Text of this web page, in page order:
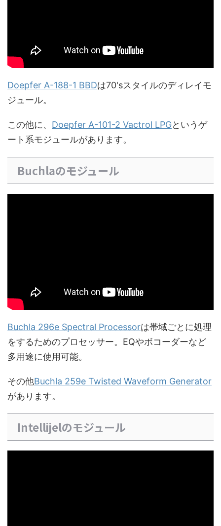
Doepfer A-188-1 BBDは70'sスタイルのディレイモ
ジュール。
この他に、 Doepfer A-101-2 Vactrol LPGというゲ
ート系モジュールがあります。
Buchlaのモジュール
Buchla 296e Spectral Processorは帯域ごとに処理
をするためのプロセッサー。EQやボコーダーなど
多用途に使用可能。
その他Buchla 259e Twisted Waveform Generator
があります。
Intellijelのモジュール